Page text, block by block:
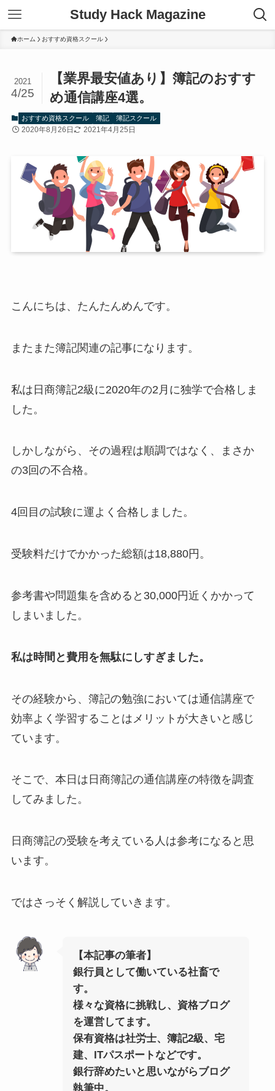
Study Hack Magazine
ホーム おすすめ資格スクール
【業界最安値あり】簿記のおすす
め通信講座4選。
2021
4/25
おすすめ資格スクール 簿記 簿記スクール
2020年8月26日 2021年4月25日
こんにちは、たんたんめんです。
またまた簿記関連の記事になります。
私は日商簿記2級に2020年の2月に独学で合格しま
した。
しかしながら、その過程は順調ではなく、まさか
の3回の不合格。
4回目の試験に運よく合格しました。
受験料だけでかかった総額は18,880円。
参考書や問題集を含めると30,000円近くかかって
しまいました。
私は時間と費用を無駄にしすぎました。
その経験から、簿記の勉強においては通信講座で
効率よく学習することはメリットが大きいと感じ
ています。
そこで、本日は日商簿記の通信講座の特徴を調査
してみました。
日商簿記の受験を考えている人は参考になると思
います。
ではさっそく解説していきます。
【本記事の筆者】
銀行員として働いている社畜で
す。
様々な資格に挑戦し、資格ブログ
を運営してます。
保有資格は社労士、簿記2級、宅
建、ITパスポートなどです。
銀行辞めたいと思いながらブログ
執筆中。